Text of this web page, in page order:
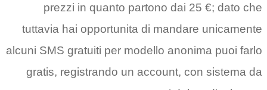
prezzi in quanto partono
tuttavia hai opportunita di
alcuni SMS gratuiti per modello
gratis, registrando un